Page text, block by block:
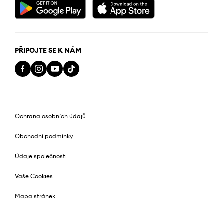
PŘIPOJTE SE K NÁM
Ochrana osobních údajů
Obchodní podmínky
Údaje společnosti
Vaše Cookies
Mapa stránek